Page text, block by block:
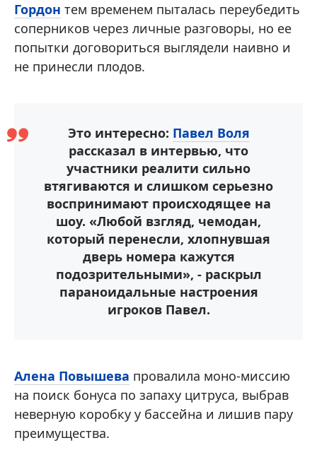
Гордон тем временем пыталась переубедить
соперников через личные разговоры, но ее
попытки договориться выглядели наивно и
не принесли плодов.
Это интересно: Павел Воля
рассказал в интервью, что
участники реалити сильно
втягиваются и слишком серьезно
воспринимают происходящее на
шоу. «Любой взгляд, чемодан,
который перенесли, хлопнувшая
дверь номера кажутся
подозрительными», - раскрыл
параноидальные настроения
игроков Павел.
Алена Повышева провалила моно-миссию
на поиск бонуса по запаху цитруса, выбрав
неверную коробку у бассейна и лишив пару
преимущества.